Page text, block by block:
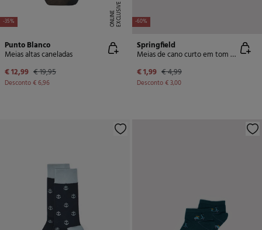
-35% E
X
C
L
U
SI
V
E
O
N
LI
N
E
Punto Blanco
Meias altas caneladas
€ 12,99 € 19,95
Desconto€ 6,96
-60%
Springfield
Meias de cano curto em tom abacate
€ 1,99 € 4,99
Desconto€ 3,00